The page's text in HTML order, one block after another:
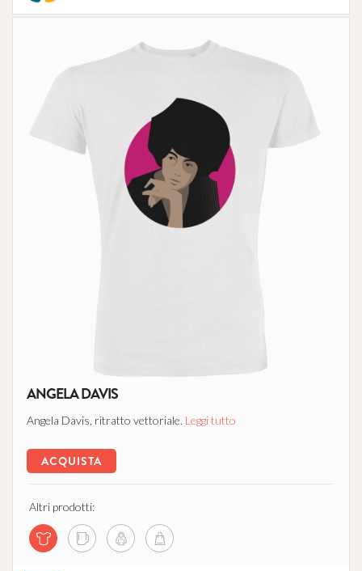
ANGELA DAVIS
Angela Davis, ritratto vettoriale. Leggi tutto
ACQUISTA
Altri prodotti: